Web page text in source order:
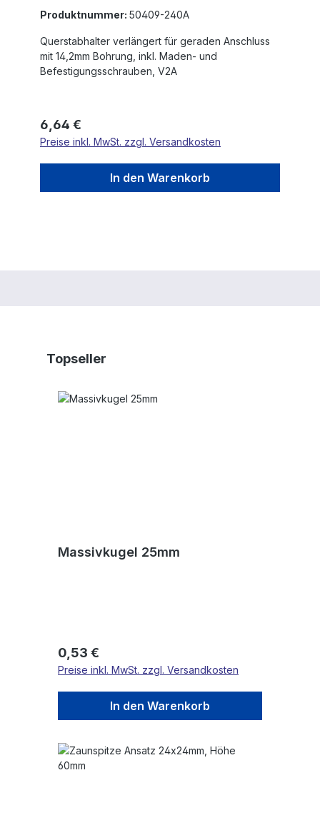
Produktnummer: 50409-240A
Querstabhalter verlängert für geraden Anschluss
mit 14,2mm Bohrung, inkl. Maden- und
Befestigungsschrauben, V2A
Regulärer Preis:
6,64 €
Preise inkl. MwSt. zzgl. Versandkosten
In den Warenkorb
Produktgalerie überspringen
Topseller
Massivkugel 25mm
Regulärer Preis:
0,53 €
Preise inkl. MwSt. zzgl. Versandkosten
In den Warenkorb